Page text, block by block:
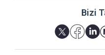
Bizi